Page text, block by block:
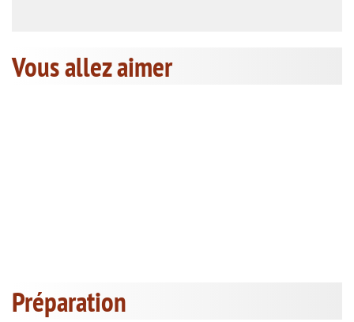
Vous allez aimer
Préparation